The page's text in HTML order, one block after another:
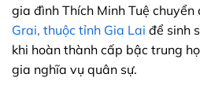
gia đình Thích Minh Tuệ chuyển
Grai, thuộc tỉnh Gia Lai để sinh
khi hoàn thành cấp bậc trung
gia nghĩa vụ quân sự.